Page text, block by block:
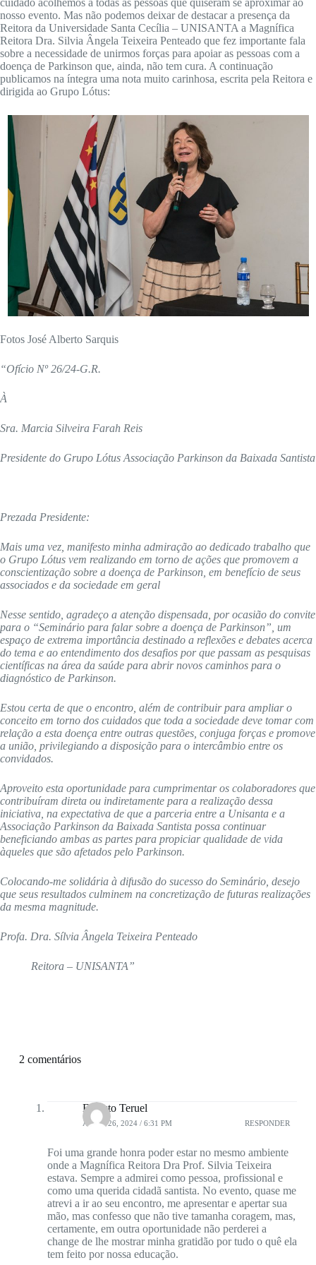
cuidado acolhemos à todas as pessoas que quiseram se aproximar ao
nosso evento. Mas não podemos deixar de destacar a presença da
Reitora da Universidade Santa Cecília – UNISANTA a Magnífica
Reitora Dra. Silvia Ângela Teixeira Penteado que fez importante fala
sobre a necessidade de unirmos forças para apoiar as pessoas com a
doença de Parkinson que, ainda, não tem cura. A continuação
publicamos na íntegra uma nota muito carinhosa, escrita pela Reitora e
dirigida ao Grupo Lótus:
Fotos José Alberto Sarquis
“Ofício Nº 26/24-G.R.
À
Sra. Marcia Silveira Farah Reis
Presidente do Grupo Lótus Associação Parkinson da Baixada Santista
Prezada Presidente:
Mais uma vez, manifesto minha admiração ao dedicado trabalho que
o Grupo Lótus vem realizando em torno de ações que promovem a
conscientização sobre a doença de Parkinson, em benefício de seus
associados e da sociedade em geral
Nesse sentido, agradeço a atenção dispensada, por ocasião do convite
para o “Seminário para falar sobre a doença de Parkinson”, um
espaço de extrema importância destinado a reflexões e debates acerca
do tema e ao entendimento dos desafios por que passam as pesquisas
científicas na área da saúde para abrir novos caminhos para o
diagnóstico de Parkinson.
Estou certa de que o encontro, além de contribuir para ampliar o
conceito em torno dos cuidados que toda a sociedade deve tomar com
relação a esta doença entre outras questões, conjuga forças e promove
a união, privilegiando a disposição para o intercâmbio entre os
convidados.
Aproveito esta oportunidade para cumprimentar os colaboradores que
contribuíram direta ou indiretamente para a realização dessa
iniciativa, na expectativa de que a parceria entre a Unisanta e a
Associação Parkinson da Baixada Santista possa continuar
beneficiando ambas as partes para propiciar qualidade de vida
àqueles que são afetados pelo Parkinson.
Colocando-me solidária à difusão do sucesso do Seminário, desejo
que seus resultados culminem na concretização de futuras realizações
da mesma magnitude.
Profa. Dra. Sílvia Ângela Teixeira Penteado
Reitora – UNISANTA”
2 comentários
Ernesto Teruel
ABRIL 26, 2024 / 6:31 PM RESPONDER
Foi uma grande honra poder estar no mesmo ambiente
onde a Magnífica Reitora Dra Prof. Silvia Teixeira
estava. Sempre a admirei como pessoa, profissional e
como uma querida cidadã santista. No evento, quase me
atrevi a ir ao seu encontro, me apresentar e apertar sua
mão, mas confesso que não tive tamanha coragem, mas,
certamente, em outra oportunidade não perderei a
change de lhe mostrar minha gratidão por tudo o quê ela
tem feito por nossa educação.